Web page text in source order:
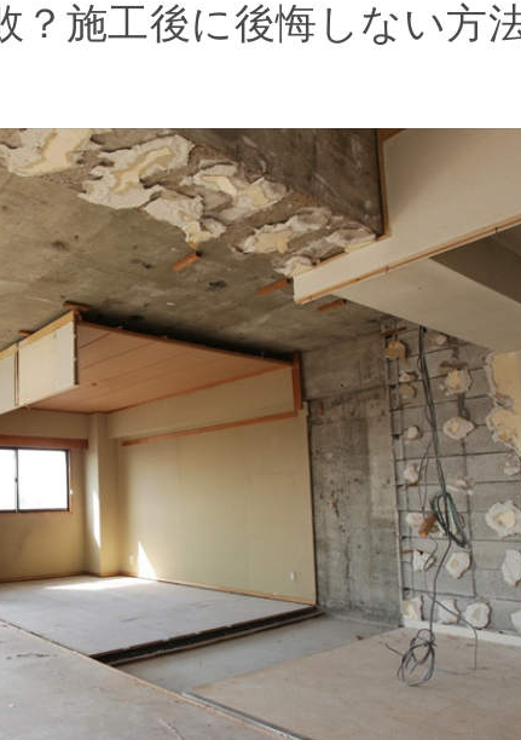
施工後に後悔しない方法